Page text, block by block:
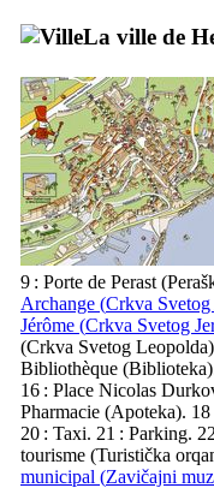
La ville de
9 : Porte de Perast (
Archange (Crkva
Jérôme (Crkva Svetog
(Crkva Svetog Leopolda
Bibliothèque (Biblioteka
16 : Place Nicolas
Pharmacie (Apoteka). 18
20 : Taxi. 21 : Parking.
tourisme (Turistička
municipal (Zavičajni